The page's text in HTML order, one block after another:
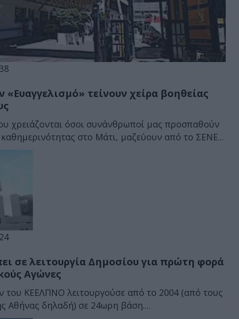
«Ευαγγελισμό» τείνουν χείρα βοηθείας
χρειάζονται όσοι συνάνθρωποί μας προσπαθούν
στο Μάτι, μαζεύουν από το ΣΕΝΕ...
σε λειτουργία Δημοσίου για πρώτη φορά
Αγώνες
του ΚΕΕΛΠΝΟ λειτουργούσε από το 2004 (από τους
Αθήνας δηλαδή) σε 24ωρη βάση....